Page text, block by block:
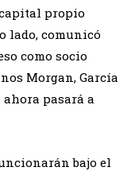
propio
lado, comunicó
como socio
Morgan, García
pasará a
bajo el